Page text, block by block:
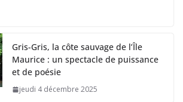
Gris-Gris, la côte sauvage de l’Île
Maurice : un spectacle de puissance
et de poésie
jeudi 4 décembre 2025